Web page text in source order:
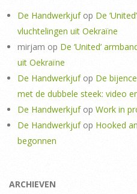
De Handwerkjufop De
vluchtelingen uit Oekraïne
mirjam op De ‘United’
uit Oekraïne
De Handwerkjufop De
met de dubbele steek: video
De Handwerkjufop Work in
De Handwerkjufop Hooked
begonnen
ARCHIEVEN